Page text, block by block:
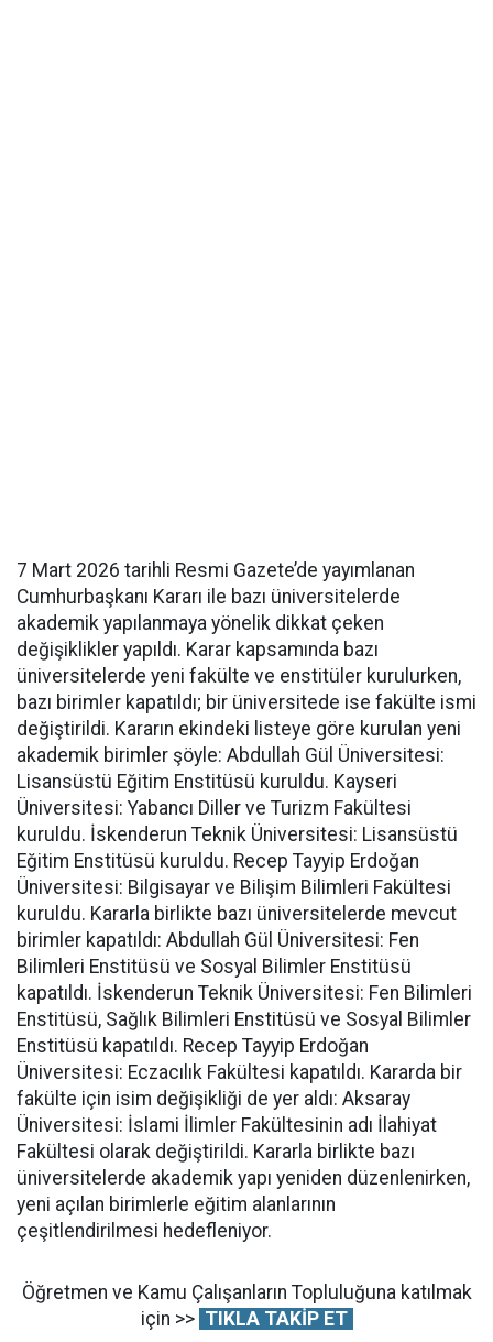
7 Mart 2026 tarihli Resmi Gazete’de yayımlanan
Cumhurbaşkanı Kararı ile bazı üniversitelerde
akademik yapılanmaya yönelik dikkat çeken
değişiklikler yapıldı. Karar kapsamında bazı
üniversitelerde yeni fakülte ve enstitüler kurulurken,
bazı birimler kapatıldı; bir üniversitede ise fakülte ismi
değiştirildi. Kararın ekindeki listeye göre kurulan yeni
akademik birimler şöyle: Abdullah Gül Üniversitesi:
Lisansüstü Eğitim Enstitüsü kuruldu. Kayseri
Üniversitesi: Yabancı Diller ve Turizm Fakültesi
kuruldu. İskenderun Teknik Üniversitesi: Lisansüstü
Eğitim Enstitüsü kuruldu. Recep Tayyip Erdoğan
Üniversitesi: Bilgisayar ve Bilişim Bilimleri Fakültesi
kuruldu. Kararla birlikte bazı üniversitelerde mevcut
birimler kapatıldı: Abdullah Gül Üniversitesi: Fen
Bilimleri Enstitüsü ve Sosyal Bilimler Enstitüsü
kapatıldı. İskenderun Teknik Üniversitesi: Fen Bilimleri
Enstitüsü, Sağlık Bilimleri Enstitüsü ve Sosyal Bilimler
Enstitüsü kapatıldı. Recep Tayyip Erdoğan
Üniversitesi: Eczacılık Fakültesi kapatıldı. Kararda bir
fakülte için isim değişikliği de yer aldı: Aksaray
Üniversitesi: İslami İlimler Fakültesinin adı İlahiyat
Fakültesi olarak değiştirildi. Kararla birlikte bazı
üniversitelerde akademik yapı yeniden düzenlenirken,
yeni açılan birimlerle eğitim alanlarının
çeşitlendirilmesi hedefleniyor.
Öğretmen ve Kamu Çalışanların Topluluğuna katılmak
için >> TIKLA TAKİP ET